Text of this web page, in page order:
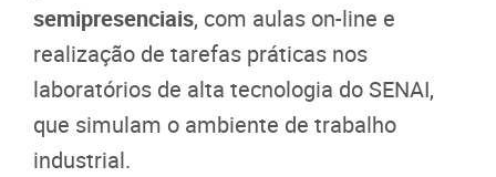
semipresenciais, com aulas on-line e
realização de tarefas práticas nos
laboratórios de alta tecnologia do SENAI,
que simulam o ambiente de trabalho
industrial.